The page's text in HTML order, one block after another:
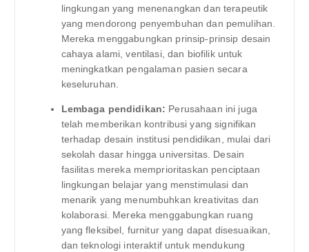
lingkungan yang menenangkan dan terapeutik
yang mendorong penyembuhan dan pemulihan.
Mereka menggabungkan prinsip-prinsip desain
cahaya alami, ventilasi, dan biofilik untuk
meningkatkan pengalaman pasien secara
keseluruhan.
Lembaga pendidikan: Perusahaan ini juga
telah memberikan kontribusi yang signifikan
terhadap desain institusi pendidikan, mulai dari
sekolah dasar hingga universitas. Desain
fasilitas mereka memprioritaskan penciptaan
lingkungan belajar yang menstimulasi dan
menarik yang menumbuhkan kreativitas dan
kolaborasi. Mereka menggabungkan ruang
yang fleksibel, furnitur yang dapat disesuaikan,
dan teknologi interaktif untuk mendukung